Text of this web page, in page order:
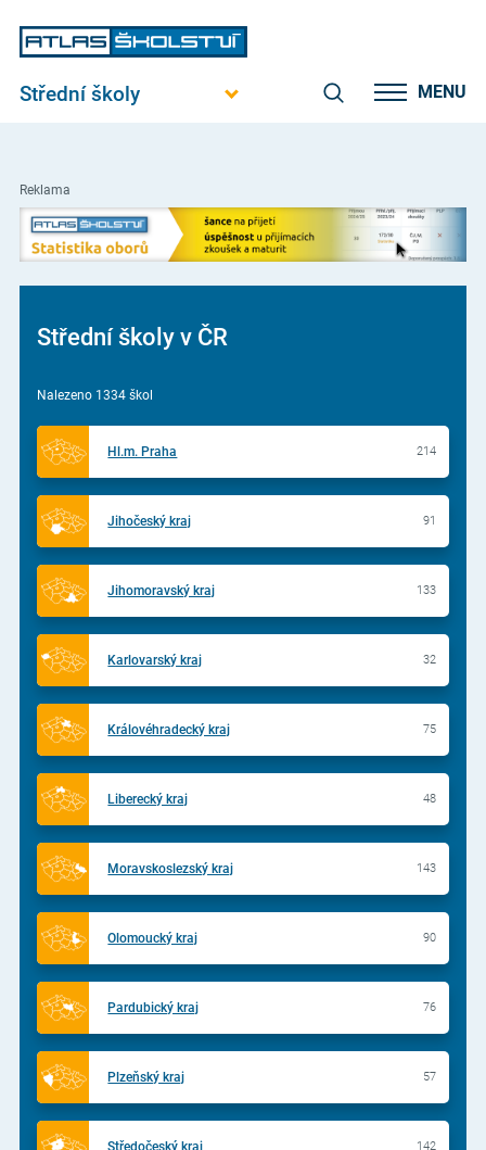
Střední školy MENU
Reklama
Střední školy v ČR
Nalezeno 1334 škol
Hl.m. Praha 214
Jihočeský kraj 91
Jihomoravský kraj 133
Karlovarský kraj 32
Královéhradecký kraj 75
Liberecký kraj 48
Moravskoslezský kraj 143
Olomoucký kraj 90
Pardubický kraj 76
Plzeňský kraj 57
142